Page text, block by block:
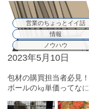
営業のちょっとイイ話
情報
ノウハウ
2023年5月10日
包材の購買担当者必見
ボールの㎏単価ってなに